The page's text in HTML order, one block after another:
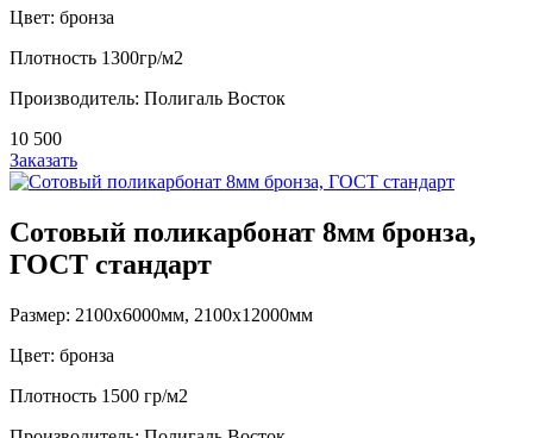
Цвет: бронза
Плотность 1300гр/м2
Производитель: Полигаль Восток
10 500
Заказать
Сотовый поликарбонат 8мм бронза,
ГОСТ стандарт
Размер: 2100х6000мм, 2100х12000мм
Цвет: бронза
Плотность 1500 гр/м2